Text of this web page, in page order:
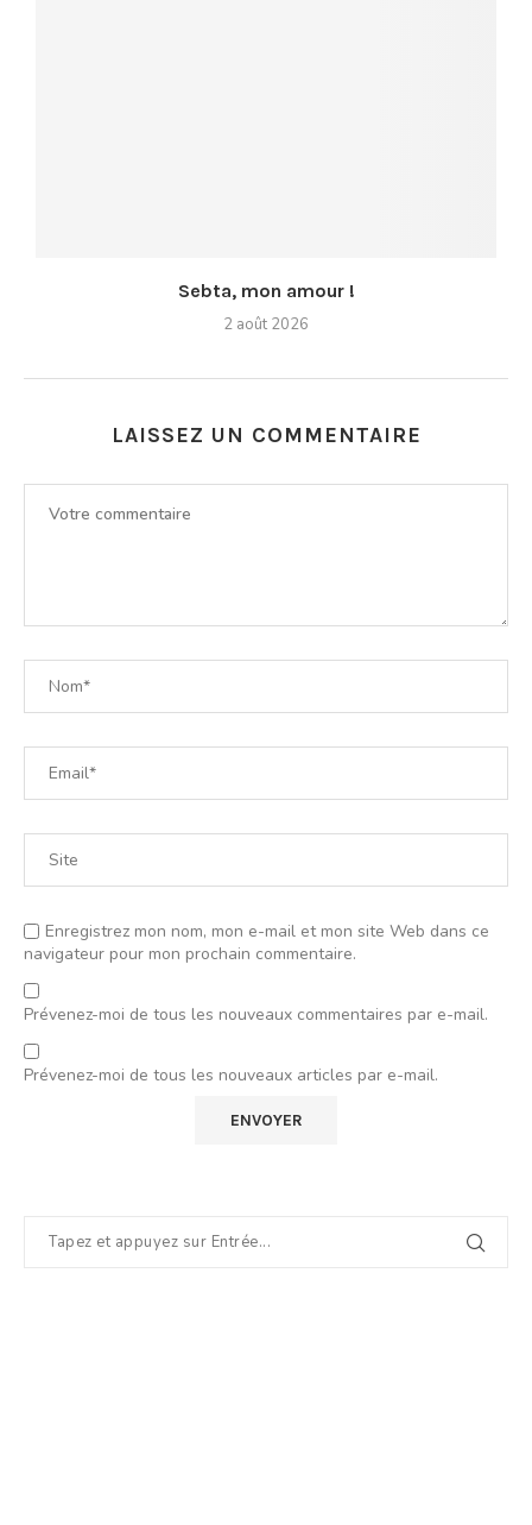
Sebta, mon amour !
2 août 2026
LAISSEZ UN COMMENTAIRE
Enregistrez mon nom, mon e-mail et mon site Web dans ce
navigateur pour mon prochain commentaire.
Prévenez-moi de tous les nouveaux commentaires par e-mail.
Prévenez-moi de tous les nouveaux articles par e-mail.